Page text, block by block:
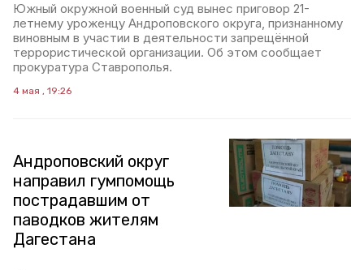
Южный окружной военный суд вынес приговор 21-
летнему уроженцу Андроповского округа, признанному
виновным в участии в деятельности запрещённой
террористической организации. Об этом сообщает
прокуратура Ставрополья.
4 мая , 19:26
Андроповский округ
направил гумпомощь
пострадавшим от
паводков жителям
Дагестана